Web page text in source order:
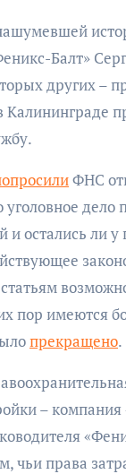
Балт»
других –
Калининграде
ФНС
дело
и остались ли
пор имеются
прекращено.
–
чьи права
в
пути»